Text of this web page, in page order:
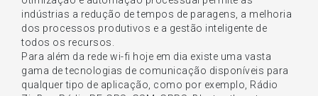
indústrias a redução de tempos de paragens, a melhoria
dos processos produtivos e a gestão inteligente de
todos os recursos.
Para além da rede wi-fi hoje em dia existe uma vasta
gama de tecnologias de comunicação disponíveis para
qualquer tipo de aplicação, como por exemplo, Rádio